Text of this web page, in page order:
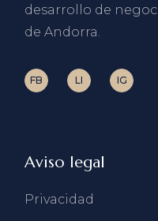
desarrollo de
de Andorra.
FB LI IG
Aviso legal
Privacidad